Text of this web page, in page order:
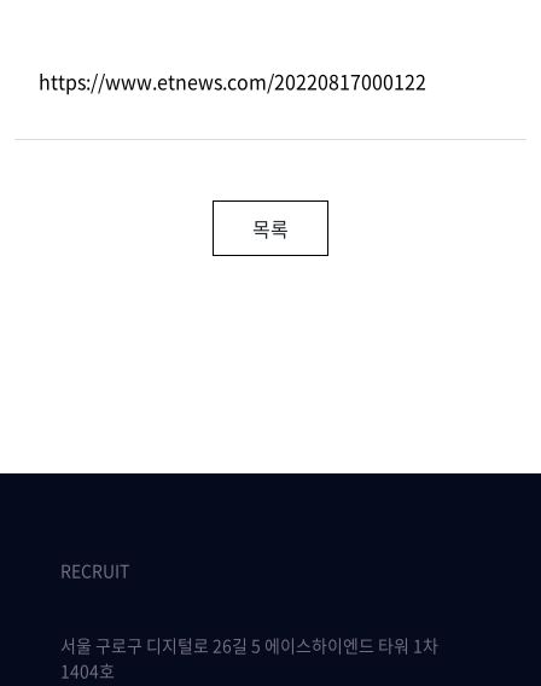
https://www.etnews.com/20220817000122
목록
RECRUIT
서울 구로구 디지털로 26길 5 에이스하이엔드 타워 1차
1404호